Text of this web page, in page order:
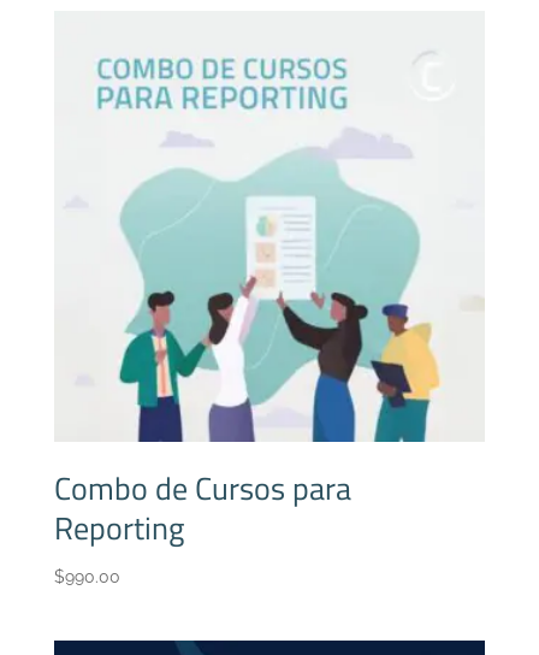
Combo de Cursos para
Reporting
$990.00